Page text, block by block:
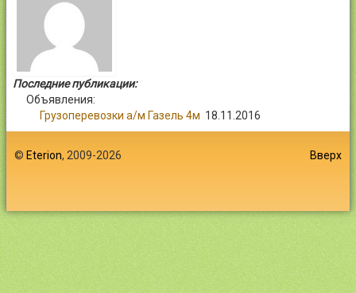
Последние публикации:
Объявления:
Грузоперевозки а/м Газель 4м 18.11.2016
© Eterion, 2009-2026 Вверх